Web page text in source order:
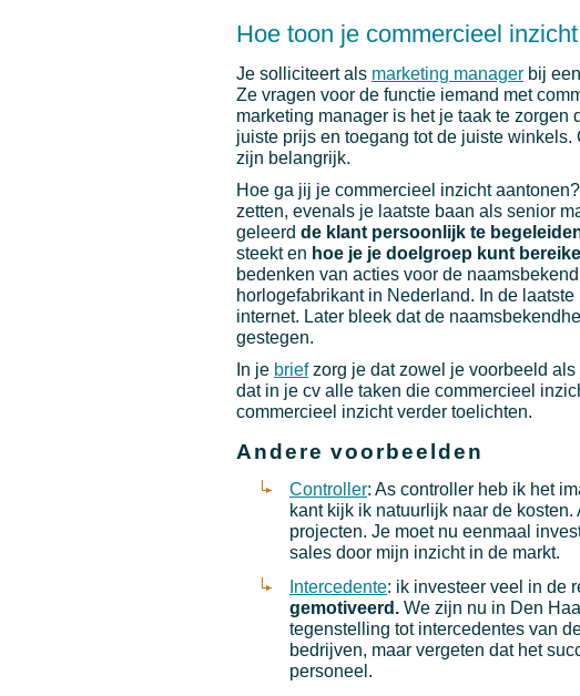
Hoe toon je commercieel
Je solliciteert als marketing manager bij
Ze vragen voor de functie iemand met
marketing manager is het je taak te
juiste prijs en toegang tot de juiste winkels.
zijn belangrijk.
Hoe ga jij je commercieel inzicht
zetten, evenals je laatste baan als senior
geleerd de klant persoonlijk te
steekt en hoe je je doelgroep kunt
bedenken van acties voor de
horlogefabrikant in Nederland. In de
internet. Later bleek dat de
gestegen.
In je briefzorg je dat zowel je voorbeeld als
dat in je cv alle taken die commercieel
commercieel inzicht verder toelichten.
Andere voorbeelden
Controller: As controller heb ik het
kant kijk ik natuurlijk naar de
projecten. Je moet nu eenmaal
sales door mijn inzicht in de markt.
Intercedente: ik investeer veel in de
gemotiveerd. We zijn nu in Den
tegenstelling tot intercedentes van
bedrijven, maar vergeten dat het
personeel.